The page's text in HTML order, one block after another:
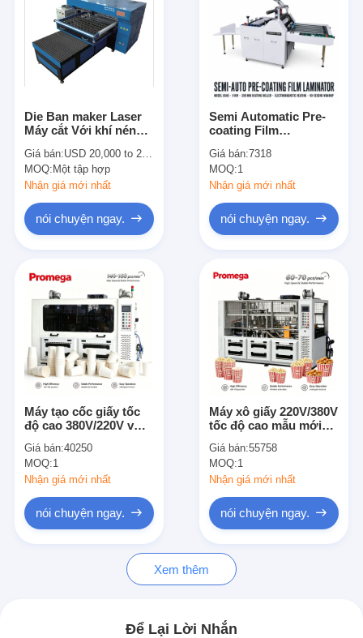
Die Ban maker Laser
Máy cắt Với ​​khí nén
cán Device
Giá bán:USD 20,000 to 25,000 per set
MOQ: Một tập hợp
Nhận giá mới nhất
nói chuyện ngay.
Semi Automatic Pre-
coating Film
1000kg
3300x1200x1400mm
Giá bán:7318
MOQ:1
Nhận giá mới nhất
nói chuyện ngay.
Máy tạo cốc giấy tốc
độ cao 380V/220V với
chiếc/phút, phủ keo
PE/PLA/sinh học,
công suất 15000W
Giá bán:40250
MOQ:1
Nhận giá mới nhất
nói chuyện ngay.
Máy xô giấy 220V/380V
tốc độ cao mẫu mới
60-70 chiếc/phút
Giá bán:55758
MOQ:1
Nhận giá mới nhất
nói chuyện ngay.
Xem thêm
Để Lại Lời Nhắn